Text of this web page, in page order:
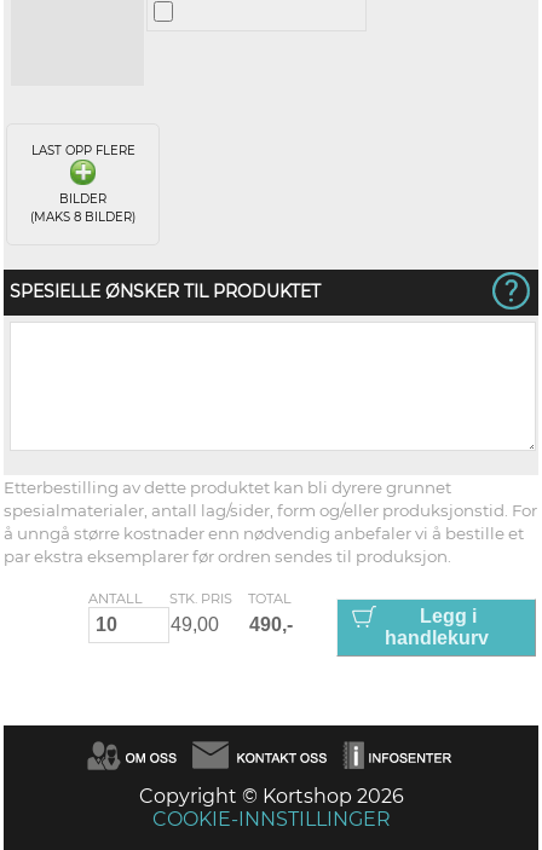
LAST OPP FLERE
BILDER
(MAKS 8 BILDER)
SPESIELLE ØNSKER TIL PRODUKTET
Etterbestilling av dette produktet kan bli dyrere grunnet
spesialmaterialer, antall lag/sider, form og/eller produksjonstid. For
å unngå større kostnader enn nødvendig anbefaler vi å bestille et
par ekstra eksemplarer før ordren sendes til produksjon.
ANTALL STK. PRIS TOTAL
Legg i
handlekurv
Copyright © Kortshop 2026
COOKIE-INNSTILLINGER